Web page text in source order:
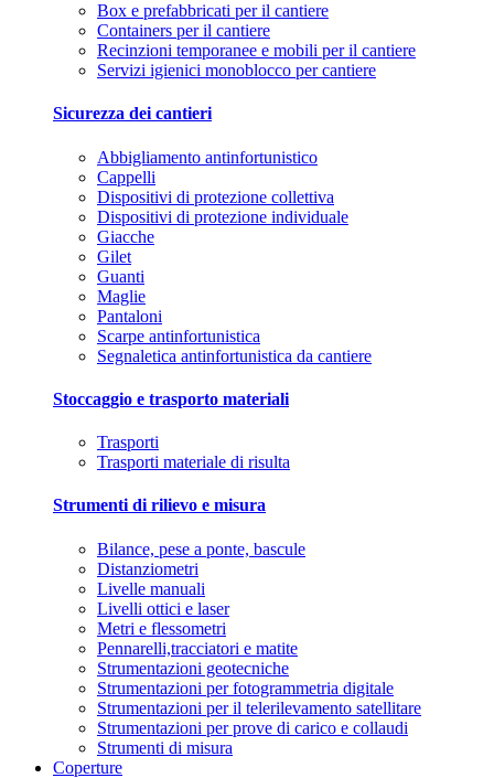
Box e prefabbricati per il cantiere
Containers per il cantiere
Recinzioni temporanee e mobili per il cantiere
Servizi igienici monoblocco per cantiere
Sicurezza dei cantieri
Abbigliamento antinfortunistico
Cappelli
Dispositivi di protezione collettiva
Dispositivi di protezione individuale
Giacche
Gilet
Guanti
Maglie
Pantaloni
Scarpe antinfortunistica
Segnaletica antinfortunistica da cantiere
Stoccaggio e trasporto materiali
Trasporti
Trasporti materiale di risulta
Strumenti di rilievo e misura
Bilance, pese a ponte, bascule
Distanziometri
Livelle manuali
Livelli ottici e laser
Metri e flessometri
Pennarelli,tracciatori e matite
Strumentazioni geotecniche
Strumentazioni per fotogrammetria digitale
Strumentazioni per il telerilevamento satellitare
Strumentazioni per prove di carico e collaudi
Strumenti di misura
Coperture